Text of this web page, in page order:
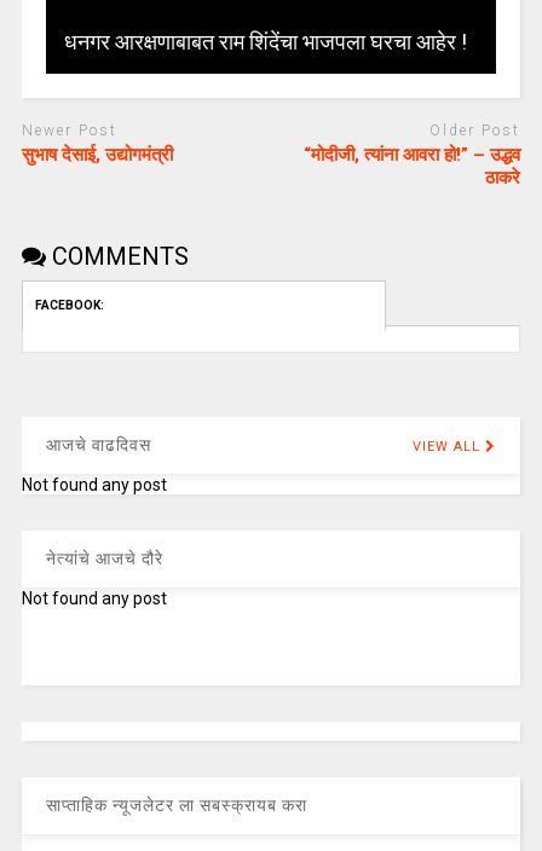
धनगर आरक्षणाबाबत राम शिंदेंचा भाजपला घरचा आहेर !
Newer Post
सुभाष देसाई, उद्योगमंत्री
Older Post
“मोदीजी, त्यांना आवरा हो!” – उद्धव
ठाकरे
COMMENTS
FACEBOOK:
आजचे वाढदिवस VIEW ALL
Not found any post
नेत्यांचे आजचे दौरे
Not found any post
साप्ताहिक न्यूजलेटर ला सबस्क्रायब करा